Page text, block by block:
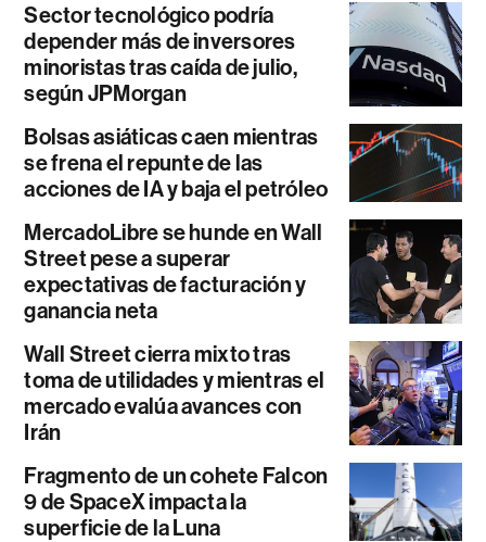
Sector tecnológico podría
depender más de inversores
minoristas tras caída de julio,
según JPMorgan
Bolsas asiáticas caen mientras
se frena el repunte de las
acciones de IA y baja el petróleo
MercadoLibre se hunde en Wall
Street pese a superar
expectativas de facturación y
ganancia neta
Wall Street cierra mixto tras
toma de utilidades y mientras el
mercado evalúa avances con
Irán
Fragmento de un cohete Falcon
9 de SpaceX impacta la
superficie de la Luna